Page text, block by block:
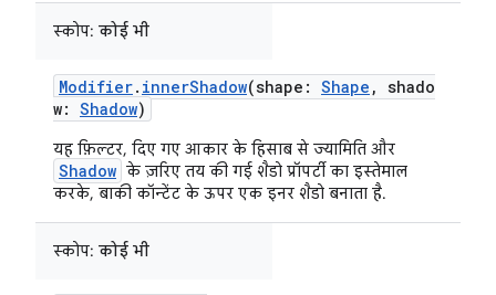
स्कोप: कोई भी
Modifier. innerShadow(shape: Shape , shado
w: Shadow)
यह फ़िल्टर, दिए गए आकार के हिसाब से ज्यामिति और
Shadow के ज़रिए तय की गई शैडो प्रॉपर्टी का इस्तेमाल
करके, बाकी कॉन्टेंट के ऊपर एक इनर शैडो बनाता है.
स्कोप: कोई भी